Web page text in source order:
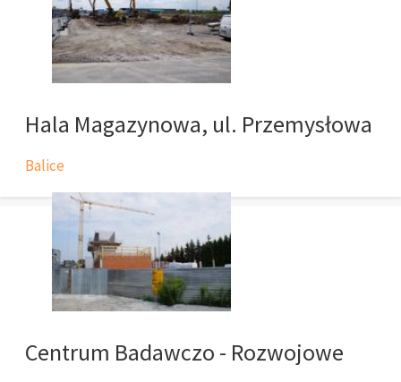
Hala Magazynowa, ul. Przemysłowa
Balice
Centrum Badawczo - Rozwojowe